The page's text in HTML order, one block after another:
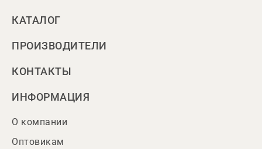
КАТАЛОГ
ПРОИЗВОДИТЕЛИ
КОНТАКТЫ
ИНФОРМАЦИЯ
О компании
Оптовикам